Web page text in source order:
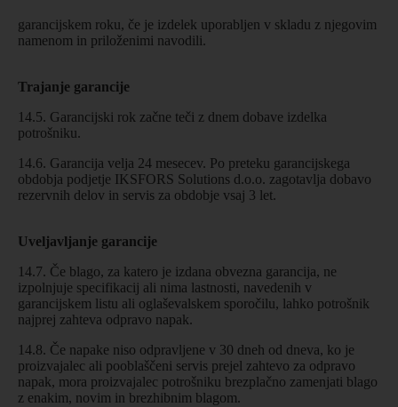
garancijskem roku, če je izdelek uporabljen v skladu z njegovim
namenom in priloženimi navodili.
Trajanje garancije
14.5. Garancijski rok začne teči z dnem dobave izdelka
potrošniku.
14.6. Garancija velja 24 mesecev. Po preteku garancijskega
obdobja podjetje IKSFORS Solutions d.o.o. zagotavlja dobavo
rezervnih delov in servis za obdobje vsaj 3 let.
Uveljavljanje garancije
14.7. Če blago, za katero je izdana obvezna garancija, ne
izpolnjuje specifikacij ali nima lastnosti, navedenih v
garancijskem listu ali oglaševalskem sporočilu, lahko potrošnik
najprej zahteva odpravo napak.
14.8. Če napake niso odpravljene v 30 dneh od dneva, ko je
proizvajalec ali pooblaščeni servis prejel zahtevo za odpravo
napak, mora proizvajalec potrošniku brezplačno zamenjati blago
z enakim, novim in brezhibnim blagom.